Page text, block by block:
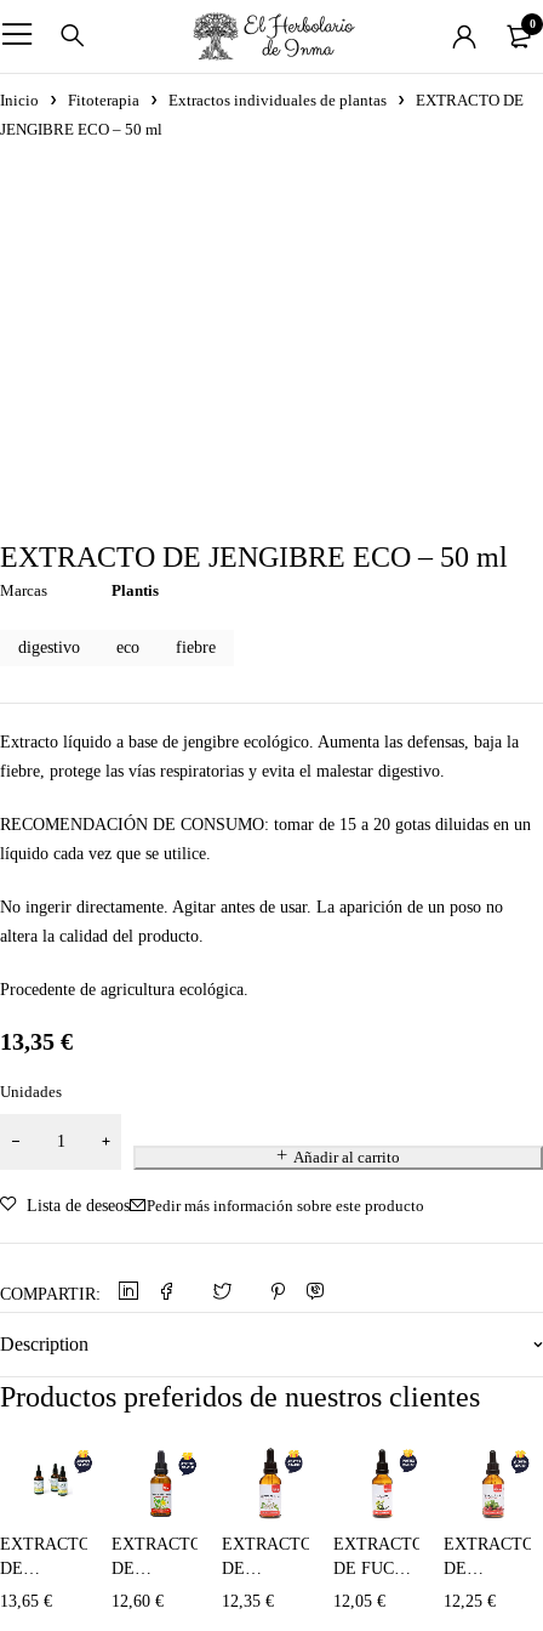
0
Inicio Fitoterapia Extractos individuales de plantas
EXTRACTO DE
JENGIBRE ECO – 50 ml
EXTRACTO DE JENGIBRE ECO – 50 ml
Marcas Plantis
digestivo eco fiebre
Extracto líquido a base de jengibre ecológico. Aumenta las defensas, baja la
fiebre, protege las vías respiratorias y evita el malestar digestivo.
RECOMENDACIÓN DE CONSUMO: tomar de 15 a 20 gotas diluidas en un
líquido cada vez que se utilice.
No ingerir directamente. Agitar antes de usar. La aparición de un poso no
altera la calidad del producto.
Procedente de agricultura ecológica.
13,35 €
Unidades
Añadir al carrito
Lista de deseos Pedir más información sobre este producto
COMPARTIR:
Description
Productos preferidos de nuestros clientes
EXTRACTO
DE
PASIFLORA
13,65 €
EXTRACTO
DE
DIENTE
12,60 €
EXTRACTO
DE
ESPINO
12,35€
EXTRACTO
DE FUCUS
MAESE
12,05 €
EXTRACTO
DE
GAYUBA
12,25€